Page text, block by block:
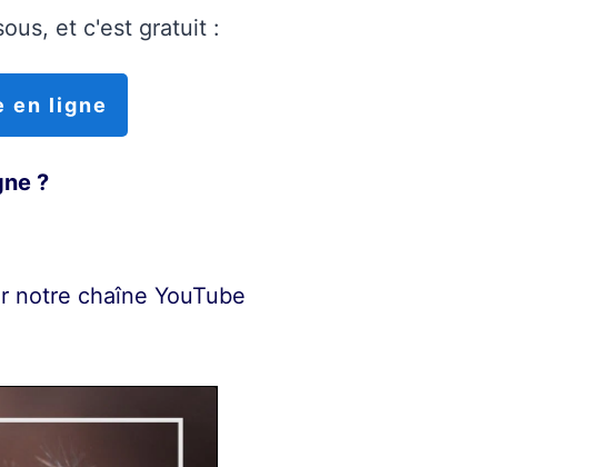
et c'est gratuit :
en ligne
?
notre chaîne YouTube